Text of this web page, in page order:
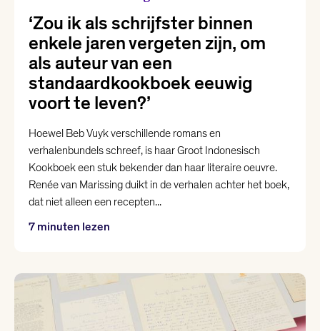
‘Zou ik als schrijfster binnen
enkele jaren vergeten zijn, om
als auteur van een
standaardkookboek eeuwig
voort te leven?’
Hoewel Beb Vuyk verschillende romans en
verhalenbundels schreef, is haar Groot Indonesisch
Kookboek een stuk bekender dan haar literaire oeuvre.
Renée van Marissing duikt in de verhalen achter het boek,
dat niet alleen een recepten...
7 minuten lezen